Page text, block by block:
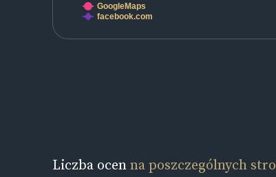
GoogleMaps
facebook.com
Liczba ocenna poszczególnych